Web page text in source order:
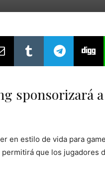
sponsorizará
en estilo de vida para
que los jugadores